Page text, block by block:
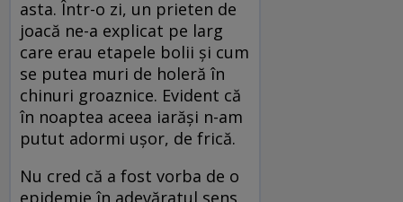
asta. Într-o zi, un prieten de
joacă ne-a explicat pe larg
care erau etapele bolii și cum
se putea muri de holeră în
chinuri groaznice. Evident că
în noaptea aceea iarăși n-am
putut adormi ușor, de frică.
Nu cred că a fost vorba de o
epidemie în adevăratul sens